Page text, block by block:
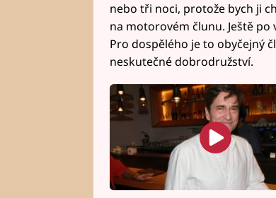
nebo tři noci, protože bych ji
na motorovém člunu. Ještě
Pro dospělého je to obyčejný
neskutečné dobrodružství.